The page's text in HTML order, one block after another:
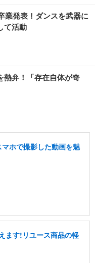
業発表！ダンスを武器に
て活動
熱弁！「存在自体が奇
マホで撮影した動画を魅
ます!リユース商品の軽